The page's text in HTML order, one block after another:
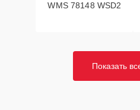
WMS 78148 WSD2
Показать